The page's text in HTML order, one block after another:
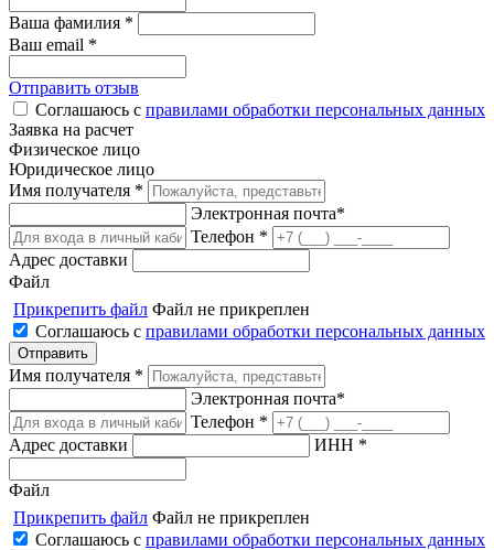
Ваша фамилия *
Ваш email *
Отправить отзыв
Соглашаюсь с правилами обработки персональных данных
Заявка на расчет
Физическое лицо
Юридическое лицо
Имя получателя *
Электронная почта*
Телефон *
Адрес доставки
Файл
Прикрепить файл Файл не прикреплен
Соглашаюсь с правилами обработки персональных данных
Имя получателя *
Электронная почта*
Телефон *
Адрес доставки
ИНН *
Файл
Прикрепить файл Файл не прикреплен
Соглашаюсь с правилами обработки персональных данных